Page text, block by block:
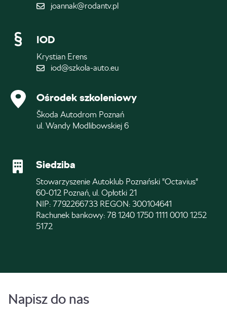
joannak@rodantv.pl
IOD
Krystian Erens
iod@szkola-auto.eu
Ośrodek szkoleniowy
Škoda Autodrom Poznań
ul. Wandy Modlibowskiej 6
Siedziba
Stowarzyszenie Autoklub Poznański "Octavius"
60-012 Poznań, ul. Opłotki 21
NIP: 7792266733 REGON: 300104641
Rachunek bankowy: 78 1240 1750 1111 0010 1252
5172
Napisz do nas